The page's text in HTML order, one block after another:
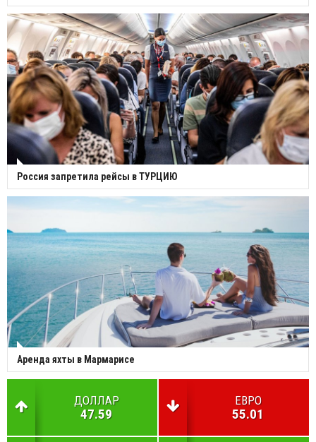
Россия запретила рейсы в ТУРЦИЮ
Аренда яхты в Мармарисе
ДОЛЛАР
47.59
ЕВРО
55.01